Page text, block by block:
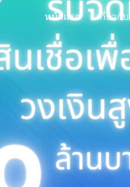
Skip to
หน้าแรก เกี่ยวกับ